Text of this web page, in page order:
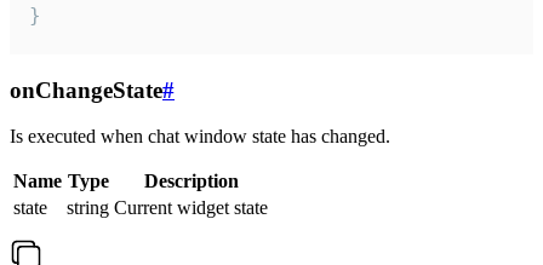
}
onChangeState#
Is executed when chat window state has changed.
Name Type
Description
state
string Current widget state